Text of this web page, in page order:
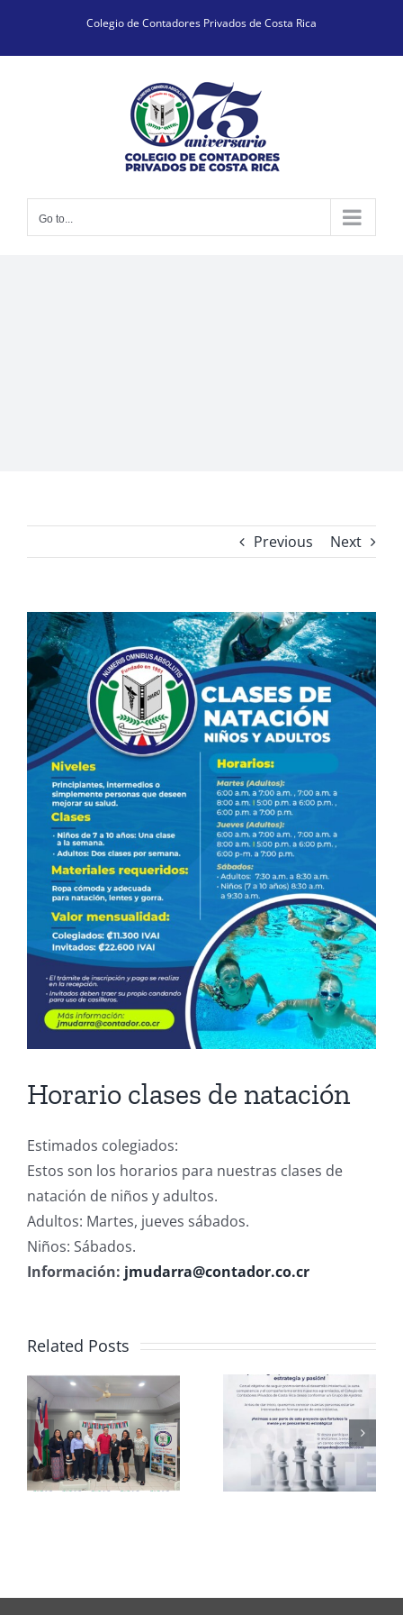
content
Colegio de Contadores Privados de Costa Rica
Go to...
Previous Next
View
Larger
Image
Horario clases de natación
Estimados colegiados:
Estos son los horarios para nuestras clases de
natación de niños y adultos.
Adultos: Martes, jueves sábados.
Niños: Sábados.
Información: jmudarra@contador.co.cr
Related Posts
Club de
Ajedrez
CCPCR
Informa